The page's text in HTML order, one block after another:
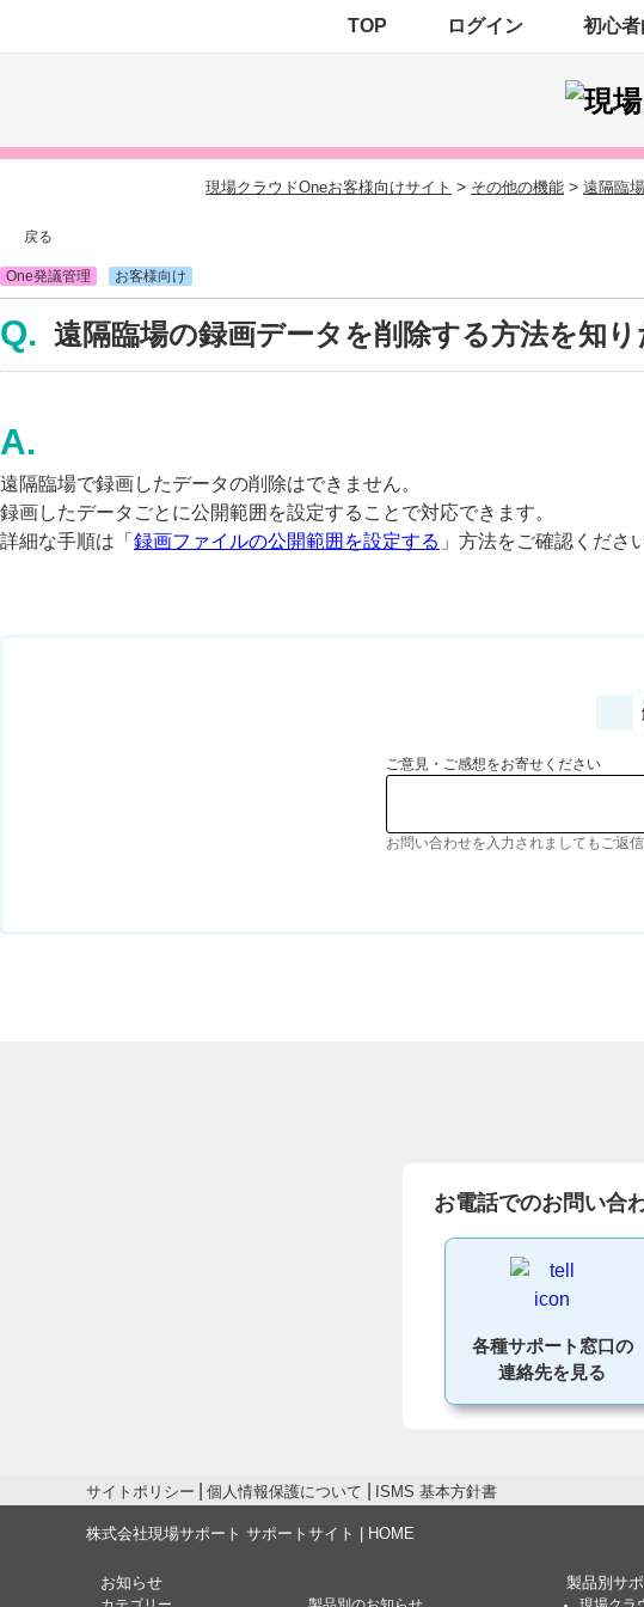
TOP ログイン 初心
現場クラウドOneお客様向けサイト > その他の機能 > 遠隔臨
戻る
One発議管理 お客様向け
遠隔臨場の録画データを削除する方法を知り
遠隔臨場で録画したデータの削除はできません。
録画したデータごとに公開範囲を設定することで対応できます。
詳細な手順は「 録画ファイルの公開範囲を設定する 」方法をご確認くださ
ご意見・ご感想をお寄せください
お問い合わせを入力されましてもご返
お電話でのお問い合
各種サポート窓口の
連絡先を見る
サイトポリシー 個人情報保護について ISMS 基本方針書
株式会社現場サポート サポートサイト | HOME
お知らせ 製品別サ